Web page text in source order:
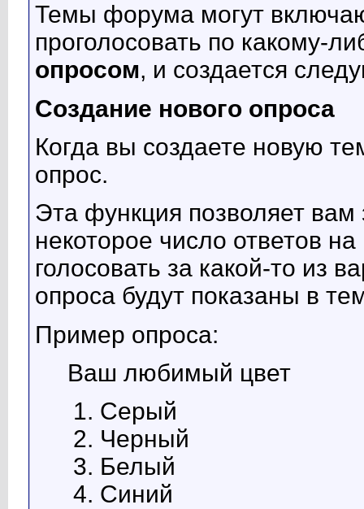
Темы форума могут
проголосовать по какому-
опросом, и создается
Создание нового опроса
Когда вы создаете новую
опрос.
Эта функция позволяет вам
некоторое число ответов
голосовать за какой-то из
опроса будут показаны в
Пример опроса:
Ваш любимый цвет
Серый
Черный
Белый
Синий